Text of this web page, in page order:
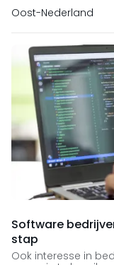
Oost-Nederland
Software
stap
Ook interesse in